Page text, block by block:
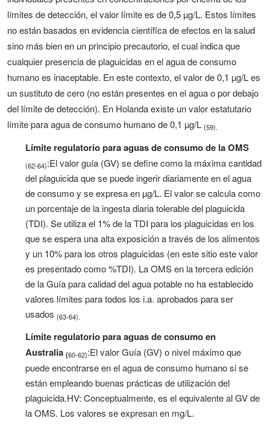
límites de detección, el valor límite es de 0,5 µg/L. Estos límites
no están basados en evidencia científica de efectos en la salud
sino más bien en un principio precautorio, el cual indica que
cualquier presencia de plaguicidas en el agua de consumo
humano es inaceptable. En este contexto, el valor de 0,1 µg/L es
un sustituto de cero (no están presentes en el agua o por debajo
del límite de detección). En Holanda existe un valor estatutario
límite para agua de consumo humano de 0,1 µg/L (59).
Límite regulatorio para aguas de consumo de la OMS
(62-64):El valor guía (GV) se define como la máxima cantidad
del plaguicida que se puede ingerir diariamente en el agua
de consumo y se expresa en µg/L. El valor se calcula como
un porcentaje de la ingesta diaria tolerable del plaguicida
(TDI). Se utiliza el 1% de la TDI para los plaguicidas en los
que se espera una alta exposición a través de los alimentos
y un 10% para los otros plaguicidas (en este sitio este valor
es presentado como %TDI). La OMS en la tercera edición
de la Guía para calidad del agua potable no ha establecido
valores límites para todos los i.a. aprobados para ser
usados (63-64).
Límite regulatorio para aguas de consumo en
Australia (60-62):El valor Guía (GV) o nivel máximo que
puede encontrarse en el agua de consumo humano si se
están empleando buenas prácticas de utilización del
plaguicida.HV: Conceptualmente, es el equivalente al GV de
la OMS. Los valores se expresan en mg/L.